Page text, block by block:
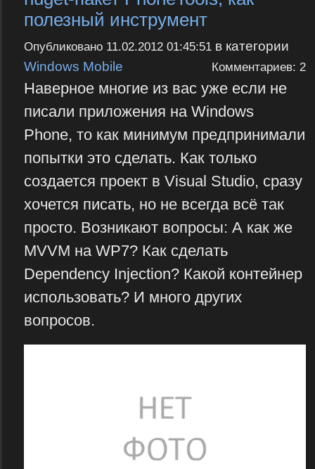
полезный инструмент
Опубликовано 11.02.2012 01:45:51в категории
Windows Mobile
Комментариев: 2
Наверное многие из вас уже если не
писали приложения на Windows
Phone, то как минимум предпринимали
попытки это сделать. Как только
создается проект в Visual Studio, сразу
хочется писать, но не всегда всё так
просто. Возникают вопросы: А как же
MVVM на WP7? Как сделать
Dependency Injection? Какой контейнер
использовать? И много других
вопросов.